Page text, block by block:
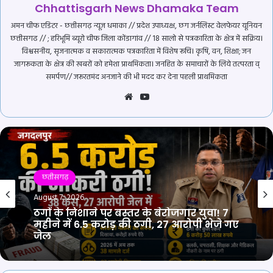
Chhattisgarh News Dhamaka Team
अमन चीफ एडिटर - छत्तीसगढ़ न्यूज़ धमाका // प्रदेश उपाध्यक्ष, छग जर्नलिस्ट वेलफेयर यूनियन
छत्तीसगढ // ; हरिभूमि ब्यूरो चीफ जिला कोंडागांव // 18 सालो से पत्रकारिता के क्षेत्र में सक्रिय।
विश्वसनीय, सृजनात्मक व सकारात्मक पत्रकारिता में विशेष रूचि। कृषि, वन, शिक्षा; जन
जागरूकता के क्षेत्र की खबरों को हमेशा प्राथमिकता। जनहित के समाचारों के लिये तत्परता व्
समर्पण// जरूरतमंद अनजाने की भी मदद कर देना पहली प्राथमिकता
Website
छतीसगढ़
August 7, 2026
ठगों के निशाने पर बस्तर के बेरोजगार युवा! 7
महीने में 6.5 करोड़ की ठगी, 27 आरोपी भेजे गए
जेल
छतीसगढ़
August 7, 2026